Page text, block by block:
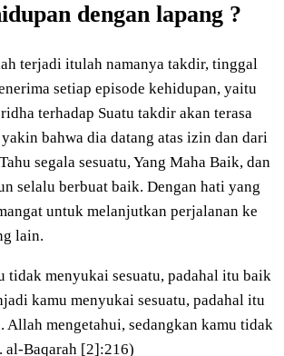
dengan lapang ?
terjadi itulah namanya takdir, tinggal
setiap episode kehidupan, yaitu
terhadap Suatu takdir akan terasa
bahwa dia datang atas izin dan dari
segala sesuatu, Yang Maha Baik, dan
selalu berbuat baik. Dengan hati yang
untuk melanjutkan perjalanan ke
lain.
tidak menyukai sesuatu, padahal itu baik
kamu menyukai sesuatu, padahal itu
Allah mengetahui, sedangkan kamu tidak
al-Baqarah [2]:216)